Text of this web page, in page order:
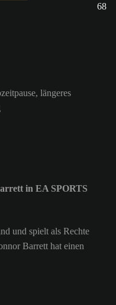
68
längeres
in EA SPORTS
und spielt als Rechte
Barrett hat einen